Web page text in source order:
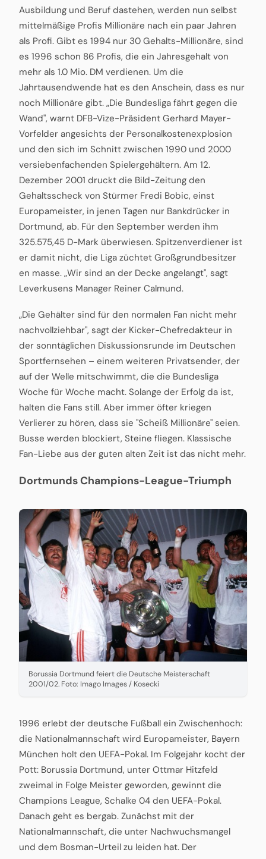
Ausbildung und Beruf dastehen, werden nun selbst
mittelmäßige Profis Millionäre nach ein paar Jahren
als Profi. Gibt es 1994 nur 30 Gehalts-Millionäre, sind
es 1996 schon 86 Profis, die ein Jahresgehalt von
mehr als 1.0 Mio. DM verdienen. Um die
Jahrtausendwende hat es den Anschein, dass es nur
noch Millionäre gibt. „Die Bundesliga fährt gegen die
Wand", warnt DFB-Vize-Präsident Gerhard Mayer-
Vorfelder angesichts der Personalkostenexplosion
und den sich im Schnitt zwischen 1990 und 2000
versiebenfachenden Spielergehältern. Am 12.
Dezember 2001 druckt die Bild-Zeitung den
Gehaltsscheck von Stürmer Fredi Bobic, einst
Europameister, in jenen Tagen nur Bankdrücker in
Dortmund, ab. Für den September werden ihm
325.575,45 D-Mark überwiesen. Spitzenverdiener ist
er damit nicht, die Liga züchtet Großgrundbesitzer
en masse. „Wir sind an der Decke angelangt", sagt
Leverkusens Manager Reiner Calmund.
„Die Gehälter sind für den normalen Fan nicht mehr
nachvollziehbar", sagt der Kicker-Chefredakteur in
der sonntäglichen Diskussionsrunde im Deutschen
Sportfernsehen – einem weiteren Privatsender, der
auf der Welle mitschwimmt, die die Bundesliga
Woche für Woche macht. Solange der Erfolg da ist,
halten die Fans still. Aber immer öfter kriegen
Verlierer zu hören, dass sie "Scheiß Millionäre" seien.
Busse werden blockiert, Steine fliegen. Klassische
Fan-Liebe aus der guten alten Zeit ist das nicht mehr.
Dortmunds Champions-League-Triumph
Borussia Dortmund feiert die Deutsche Meisterschaft
2001/02. Foto: Imago Images / Kosecki
1996 erlebt der deutsche Fußball ein Zwischenhoch:
die Nationalmannschaft wird Europameister, Bayern
München holt den UEFA-Pokal. Im Folgejahr kocht der
Pott: Borussia Dortmund, unter Ottmar Hitzfeld
zweimal in Folge Meister geworden, gewinnt die
Champions League, Schalke 04 den UEFA-Pokal.
Danach geht es bergab. Zunächst mit der
Nationalmannschaft, die unter Nachwuchsmangel
und dem Bosman-Urteil zu leiden hat. Der